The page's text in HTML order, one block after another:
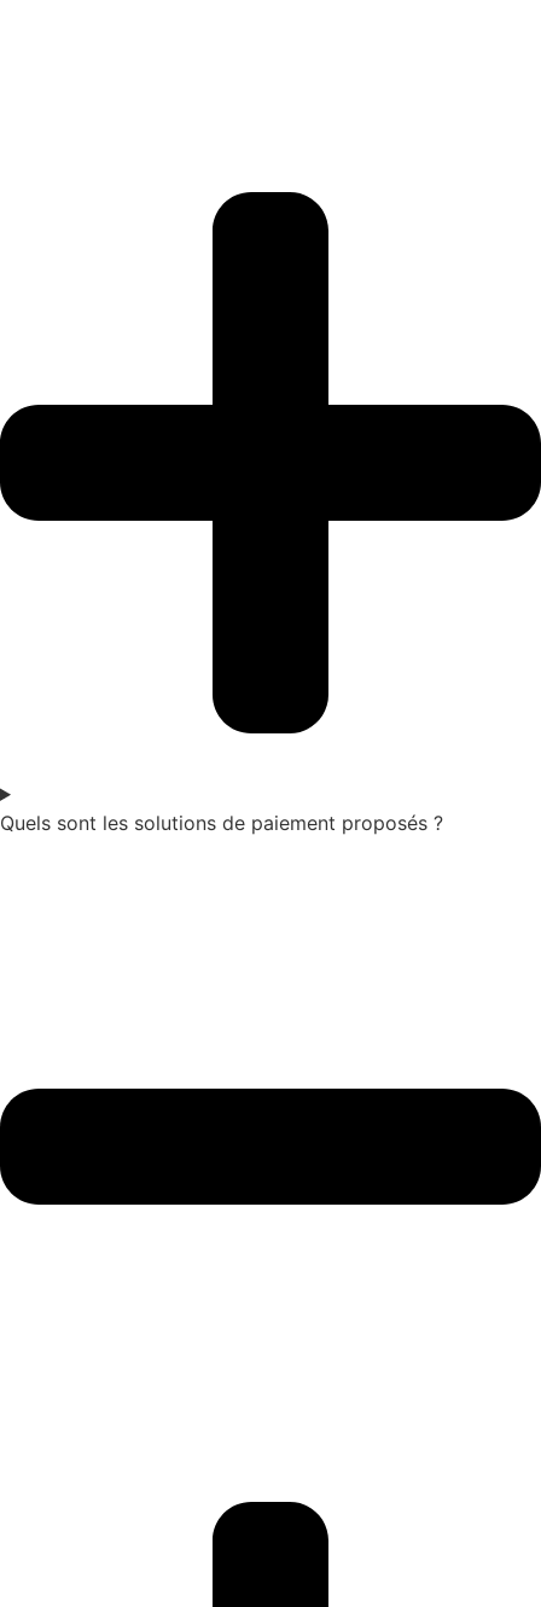
Quels sont les solutions de paiement proposés ?